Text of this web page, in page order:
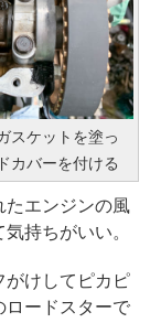
スケットを塗っ
カバーを付ける
エンジンの風
持ちがいい。
けしてピカピ
ロードスターで